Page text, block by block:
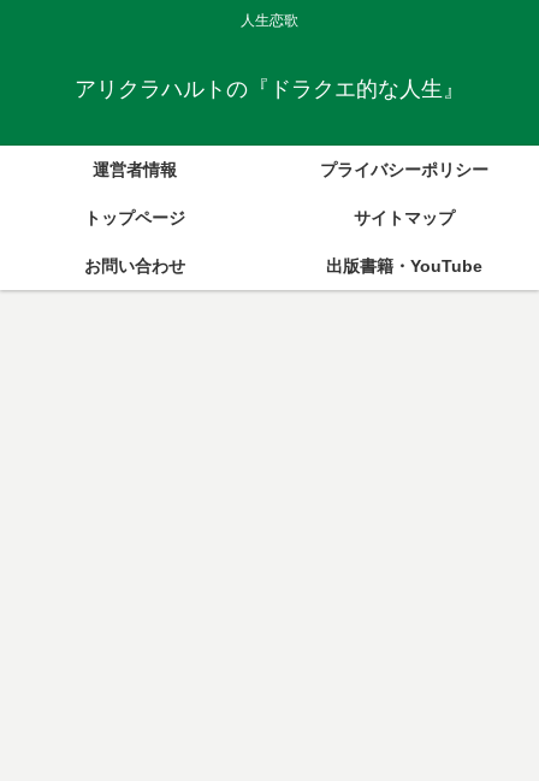
人生恋歌
アリクラハルトの『ドラクエ的な人生』
運営者情報 プライバシーポリシー
トップページ サイトマップ
お問い合わせ 出版書籍・YouTube